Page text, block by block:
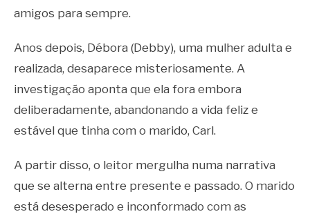
amigos para sempre.
Anos depois, Débora (Debby), uma mulher adulta e
realizada, desaparece misteriosamente. A
investigação aponta que ela fora embora
deliberadamente, abandonando a vida feliz e
estável que tinha com o marido, Carl.
A partir disso, o leitor mergulha numa narrativa
que se alterna entre presente e passado. O marido
está desesperado e inconformado com as